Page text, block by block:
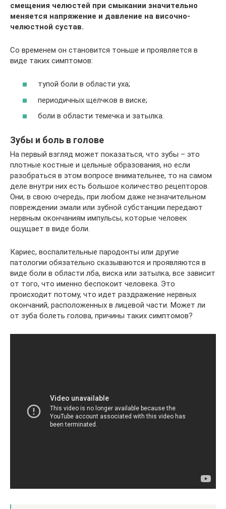
смещения челюстей при смыкании значительно
меняется напряжение и давление на височно-
челюстной сустав.
Со временем он становится тоньше и проявляется в
виде таких симптомов:
тупой боли в области уха;
периодичных щелчков в виске;
боли в области темечка и затылка.
Зубы и боль в голове
На первый взгляд может показаться, что зубы – это
плотные костные и цельные образования, но если
разобраться в этом вопросе внимательнее, то на самом
деле внутри них есть большое количество рецепторов.
Они, в свою очередь, при любом даже незначительном
повреждении эмали или зубной субстанции передают
нервным окончаниям импульсы, которые человек
ощущает в виде боли.
Кариес, воспалительные пародонты или другие
патологии обязательно сказываются и проявляются в
виде боли в области лба, виска или затылка, все зависит
от того, что именно беспокоит человека. Это
происходит потому, что идет раздражение нервных
окончаний, расположенных в лицевой части. Может ли
от зуба болеть голова, причины таких симптомов?